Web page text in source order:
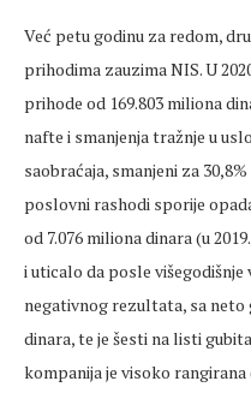
Već petu godinu za redom,
prihodima zauzima NIS. U
prihode od 169.803 miliona
nafte i smanjenja tražnje u
saobraćaja, smanjeni za
poslovni rashodi sporije
od 7.076 miliona dinara (u
i uticalo da posle
negativnog rezultata, sa neto
dinara, te je šesti na listi
kompanija je visoko